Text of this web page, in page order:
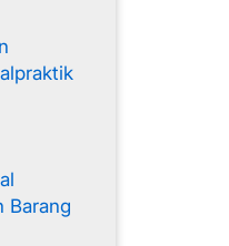
Barang